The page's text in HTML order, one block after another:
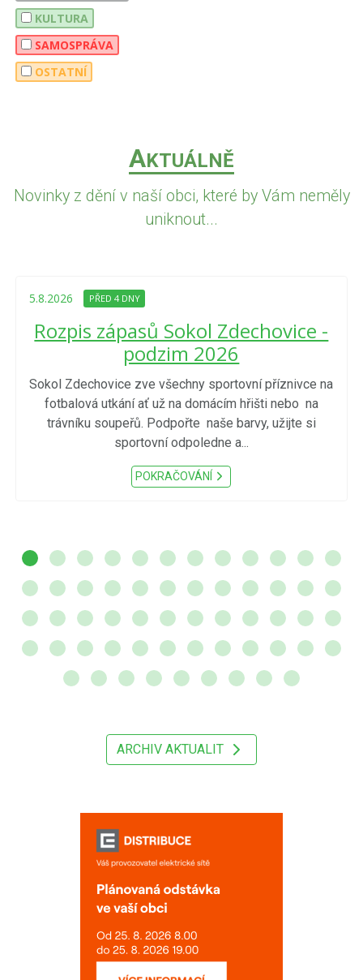
KULTURA
SAMOSPRÁVA
OSTATNÍ
AKTUÁLNĚ
Novinky z dění v naší obci, které by Vám neměly
uniknout...
5.8.2026 PŘED 4 DNY
Rozpis zápasů Sokol Zdechovice -
podzim 2026
Sokol Zdechovice zve všechny sportovní příznivce na
fotbalová utkání ať už na domácím hřišti nebo na
trávníku soupeřů. Podpořte naše barvy, užijte si
sportovní odpoledne a...
POKRAČOVÁNÍ
ARCHIV AKTUALIT